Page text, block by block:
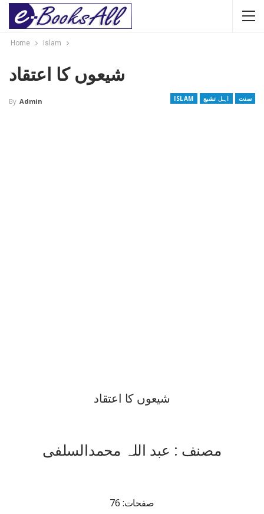
Home Islam
شیعوں کا اعتقاد
ISLAM اہل تشیع سنت By Admin
شیعوں کا اعتقاد
مصنف : عبد اللہ محمدالسلفی
صفحات: 76